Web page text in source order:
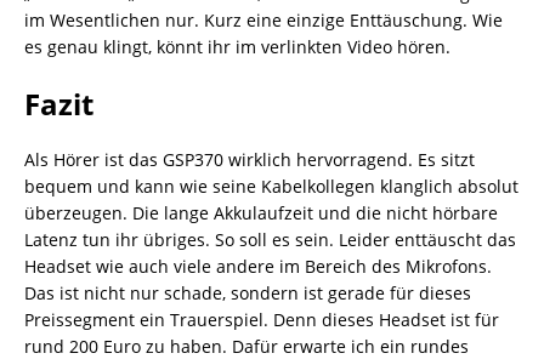
im Wesentlichen nur. Kurz eine einzige Enttäuschung. Wie
es genau klingt, könnt ihr im verlinkten Video hören.
Fazit
Als Hörer ist das GSP370 wirklich hervorragend. Es sitzt
bequem und kann wie seine Kabelkollegen klanglich absolut
überzeugen. Die lange Akkulaufzeit und die nicht hörbare
Latenz tun ihr übriges. So soll es sein. Leider enttäuscht das
Headset wie auch viele andere im Bereich des Mikrofons.
Das ist nicht nur schade, sondern ist gerade für dieses
Preissegment ein Trauerspiel. Denn dieses Headset ist für
rund 200 Euro zu haben. Dafür erwarte ich ein rundes